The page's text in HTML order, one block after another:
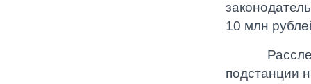
10 млн
подстанции